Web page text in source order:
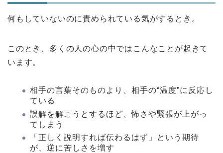
何もしていないのに責められている気がするとき。
このとき、多くの人の心の中ではこんなことが起きて
います。
相手の言葉そのものより、相手の“温度”に反応し
ている
誤解を解こうとするほど、怖さや緊張が上がっ
てしまう
「正しく説明すれば伝わるはず」という期待
が、逆に苦しさを増す